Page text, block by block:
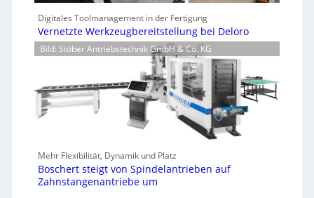
Digitales Toolmanagement in der Fertigung
Vernetzte Werkzeugbereitstellung bei Deloro
Bild: Stöber Antriebstechnik GmbH & Co. KG
Mehr Flexibilität, Dynamik und Platz
Boschert steigt von Spindelantrieben auf
Zahnstangenantriebe um